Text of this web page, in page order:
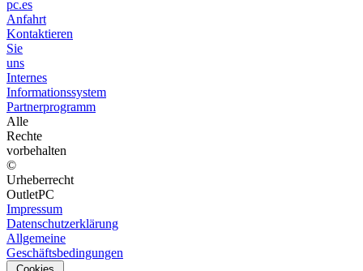
pc.es
Anfahrt
Kontaktieren
Sie
uns
Internes
Informationssystem
Partnerprogramm
Alle
Rechte
vorbehalten
©
Urheberrecht
OutletPC
Impressum
Datenschutzerklärung
Allgemeine
Geschäftsbedingungen